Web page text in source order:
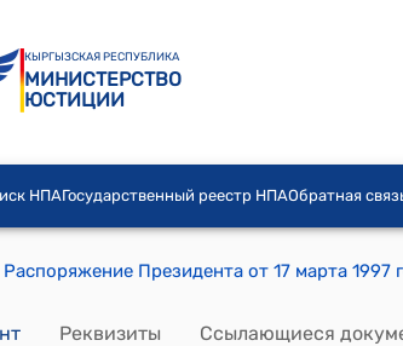
КЫРГЫЗСКАЯ РЕСПУБЛИКА
МИНИСТЕРСТВО
ЮСТИЦИИ
НПАГосударственный реестр НПАОбратная
Распоряжение Президента от 17 марта
Реквизиты Ссылающиеся